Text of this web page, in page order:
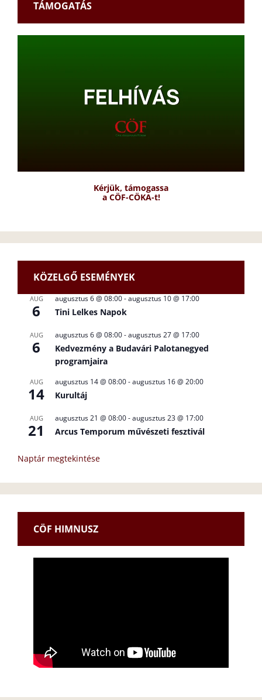
TÁMOGATÁS
Kérjük, támogassa
a CÖF-CÖKA-t!
KÖZELGŐ ESEMÉNYEK
AUG
6
augusztus 6 @ 08:00-augusztus 10 @ 17:00
Tini Lelkes Napok
AUG
6
augusztus 6 @ 08:00-augusztus 27 @ 17:00
Kedvezmény a Budavári Palotanegyed
programjaira
AUG
14
augusztus 14 @ 08:00-augusztus 16 @ 20:00
Kurultáj
AUG
21
augusztus 21 @ 08:00-augusztus 23 @ 17:00
Arcus Temporum művészeti fesztivál
Naptár megtekintése
CÖF HIMNUSZ